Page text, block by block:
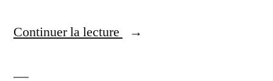
Continuer la lecture
« Le